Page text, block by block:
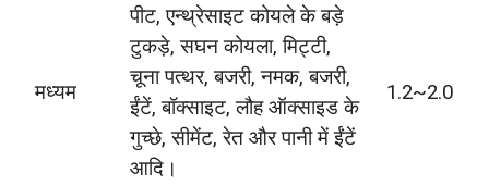
मध्यम
पीट, एन्थ्रेसाइट कोयले के बड़े
टुकड़े, सघन कोयला, मिट्टी,
चूना पत्थर, बजरी, नमक, बजरी,
ईंटें, बॉक्साइट, लौह ऑक्साइड के
गुच्छे, सीमेंट, रेत और पानी में ईंटें
आदि।
1.2~2.0